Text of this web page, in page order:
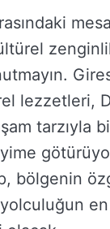
lezzetleri,
tarzıyla
bölgenin